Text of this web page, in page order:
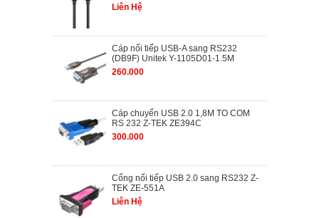
Liên Hệ
Cáp nối tiếp USB-A sang RS232
(DB9F) Unitek Y-1105D01-1.5M
260.000
Cáp chuyển USB 2.0 1,8M TO COM
RS 232 Z-TEK ZE394C
300.000
Cổng nối tiếp USB 2.0 sang RS232 Z-
TEK ZE-551A
Liên Hệ